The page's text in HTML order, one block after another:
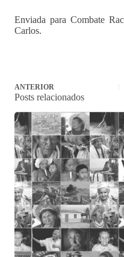
Enviada para Combate
Carlos.
ANTERIOR
Posts relacionados